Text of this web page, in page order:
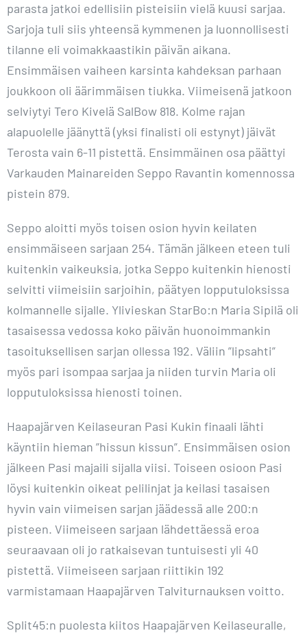
parasta jatkoi edellisiin pisteisiin vielä kuusi sarjaa.
Sarjoja tuli siis yhteensä kymmenen ja luonnollisesti
tilanne eli voimakkaastikin päivän aikana.
Ensimmäisen vaiheen karsinta kahdeksan parhaan
joukkoon oli äärimmäisen tiukka. Viimeisenä jatkoon
selviytyi Tero Kivelä SalBow 818. Kolme rajan
alapuolelle jäänyttä (yksi finalisti oli estynyt) jäivät
Terosta vain 6-11 pistettä. Ensimmäinen osa päättyi
Varkauden Mainareiden Seppo Ravantin komennossa
pistein 879.
Seppo aloitti myös toisen osion hyvin keilaten
ensimmäiseen sarjaan 254. Tämän jälkeen eteen tuli
kuitenkin vaikeuksia, jotka Seppo kuitenkin hienosti
selvitti viimeisiin sarjoihin, päätyen lopputuloksissa
kolmannelle sijalle. Ylivieskan StarBo:n Maria Sipilä oli
tasaisessa vedossa koko päivän huonoimmankin
tasoituksellisen sarjan ollessa 192. Väliin ”lipsahti”
myös pari isompaa sarjaa ja niiden turvin Maria oli
lopputuloksissa hienosti toinen.
Haapajärven Keilaseuran Pasi Kukin finaali lähti
käyntiin hieman ”hissun kissun”. Ensimmäisen osion
jälkeen Pasi majaili sijalla viisi. Toiseen osioon Pasi
löysi kuitenkin oikeat pelilinjat ja keilasi tasaisen
hyvin vain viimeisen sarjan jäädessä alle 200:n
pisteen. Viimeiseen sarjaan lähdettäessä eroa
seuraavaan oli jo ratkaisevan tuntuisesti yli 40
pistettä. Viimeiseen sarjaan riittikin 192
varmistamaan Haapajärven Talviturnauksen voitto.
Split45:n puolesta kiitos Haapajärven Keilaseuralle,